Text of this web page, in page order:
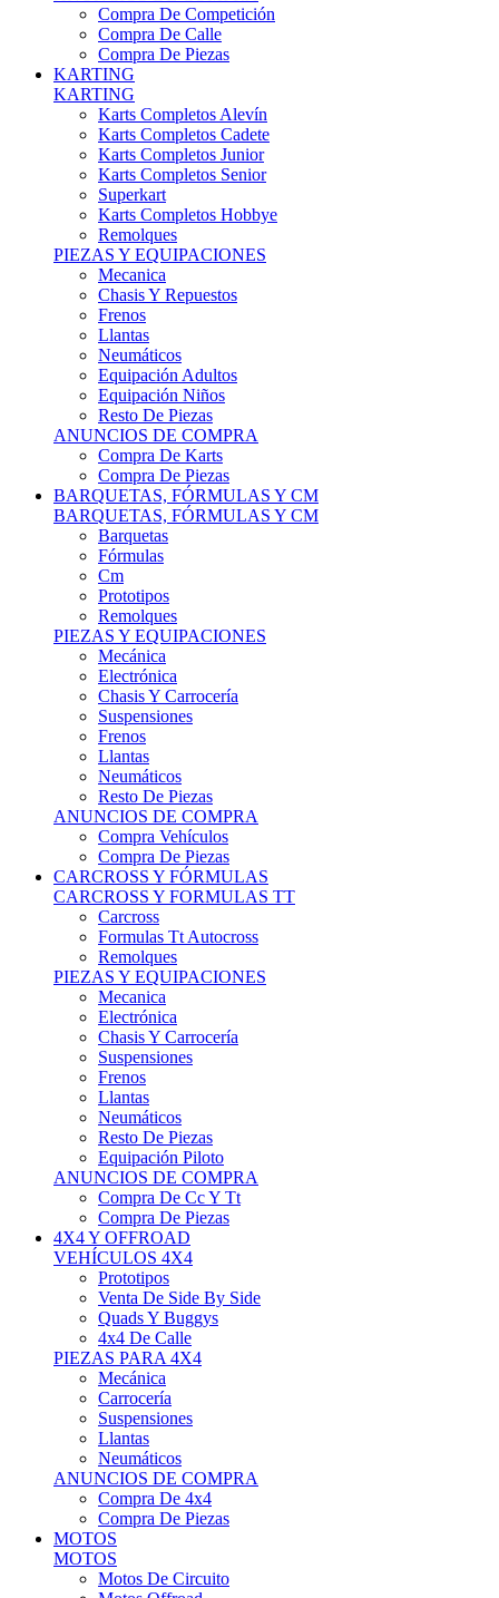
Compra De Competición
Compra De Calle
Compra De Piezas
KARTING
KARTING
Karts Completos Alevín
Karts Completos Cadete
Karts Completos Junior
Karts Completos Senior
Superkart
Karts Completos Hobbye
Remolques
PIEZAS Y EQUIPACIONES
Mecanica
Chasis Y Repuestos
Frenos
Llantas
Neumáticos
Equipación Adultos
Equipación Niños
Resto De Piezas
ANUNCIOS DE COMPRA
Compra De Karts
Compra De Piezas
BARQUETAS, FÓRMULAS Y CM
BARQUETAS, FÓRMULAS Y CM
Barquetas
Fórmulas
Cm
Prototipos
Remolques
PIEZAS Y EQUIPACIONES
Mecánica
Electrónica
Chasis Y Carrocería
Suspensiones
Frenos
Llantas
Neumáticos
Resto De Piezas
ANUNCIOS DE COMPRA
Compra Vehículos
Compra De Piezas
CARCROSS Y FÓRMULAS
CARCROSS Y FORMULAS TT
Carcross
Formulas Tt Autocross
Remolques
PIEZAS Y EQUIPACIONES
Mecanica
Electrónica
Chasis Y Carrocería
Suspensiones
Frenos
Llantas
Neumáticos
Resto De Piezas
Equipación Piloto
ANUNCIOS DE COMPRA
Compra De Cc Y Tt
Compra De Piezas
4X4 Y OFFROAD
VEHÍCULOS 4X4
Prototipos
Venta De Side By Side
Quads Y Buggys
4x4 De Calle
PIEZAS PARA 4X4
Mecánica
Carrocería
Suspensiones
Llantas
Neumáticos
ANUNCIOS DE COMPRA
Compra De 4x4
Compra De Piezas
MOTOS
MOTOS
Motos De Circuito